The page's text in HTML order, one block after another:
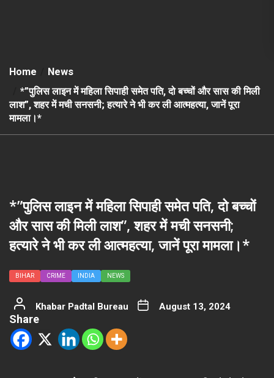
Home
News
*”पुलिस लाइन में महिला सिपाही समेत पति, दो बच्चों और सास की मिली
लाश”, शहर में मची सनसनी; हत्यारे ने भी कर ली आत्महत्या, जानें पूरा
मामला।*
*”पुलिस लाइन में महिला सिपाही समेत पति, दो बच्चों
और सास की मिली लाश”, शहर में मची सनसनी;
हत्यारे ने भी कर ली आत्महत्या, जानें पूरा मामला।*
BIHAR CRIME INDIA NEWS
Khabar Padtal Bureau August 13, 2024
Share